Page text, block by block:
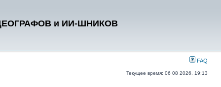
и ИИ-ШНИКОВ
FAQ
Текущее время: 06 08 2026, 19:13